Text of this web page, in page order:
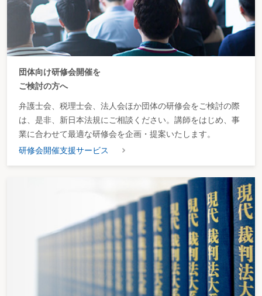
団体向け研修会開催を
ご検討の方へ
弁護士会、税理士会、法人会ほか団体の研修会をご検討の際
は、是非、新日本法規にご相談ください。講師をはじめ、事
業に合わせて最適な研修会を企画・提案いたします。
研修会開催支援サービス